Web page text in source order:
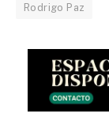
Rodrigo Paz